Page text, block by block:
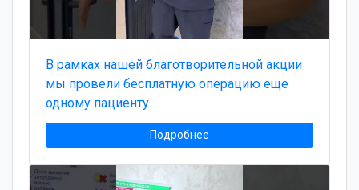
В рамках нашей благотворительной акции
мы провели бесплатную операцию еще
одному пациенту.
Подробнее